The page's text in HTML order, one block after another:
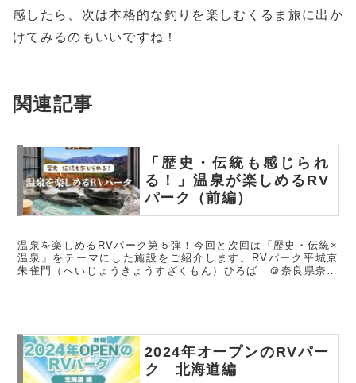
感したら、次は本格的な釣りを楽しむくるま旅に出か
けてみるのもいいですね！
関連記事
「歴史・伝統も感じられ
る！」温泉が楽しめるRV
パーク（前編）
温泉を楽しめるRVパーク第５弾！今回と次回は「歴史・伝統×
温泉」をテーマにした施設をご紹介します。RVパーク平城京
朱雀門（へいじょうきょうすざくもん）ひろば ＠奈良県奈良
2024年オープンのRVパー
ク 北海道編